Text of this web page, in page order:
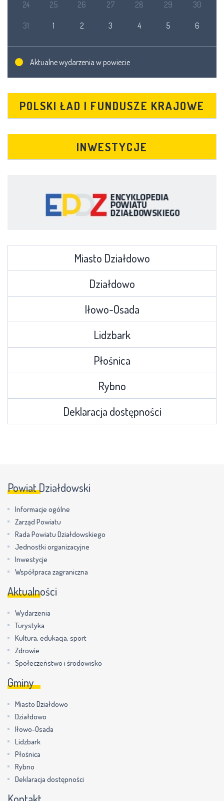
24 25 26 27 28 29 30
31 1 2 3 4 5 6
Aktualne wydarzenia w powiecie
POLSKI ŁAD I FUNDUSZE KRAJOWE
INWESTYCJE
Miasto Działdowo
Działdowo
Iłowo-Osada
Lidzbark
Płośnica
Rybno
Deklaracja dostępności
Powiat Działdowski
Informacje ogólne
Zarząd Powiatu
Rada Powiatu Działdowskiego
Jednostki organizacyjne
Inwestycje
Współpraca zagraniczna
Aktualności
Wydarzenia
Turystyka
Kultura, edukacja, sport
Zdrowie
Społeczeństwo i środowisko
Gminy
Miasto Działdowo
Działdowo
Iłowo-Osada
Lidzbark
Płośnica
Rybno
Deklaracja dostępności